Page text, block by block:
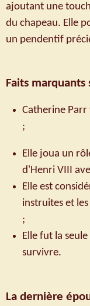
ajoutant une
du chapeau. Elle
un pendentif
Faits
Catherine Parr
;
Elle joua un
d'Henri VIII
Elle est
instruites et
;
Elle fut la
survivre.
La dernière